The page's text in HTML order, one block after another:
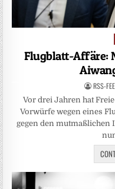
Flugblatt-Affäre:
RSS-
Vor drei Jahren hat
Vorwürfe wegen eines
gegen den mutmaßlichen